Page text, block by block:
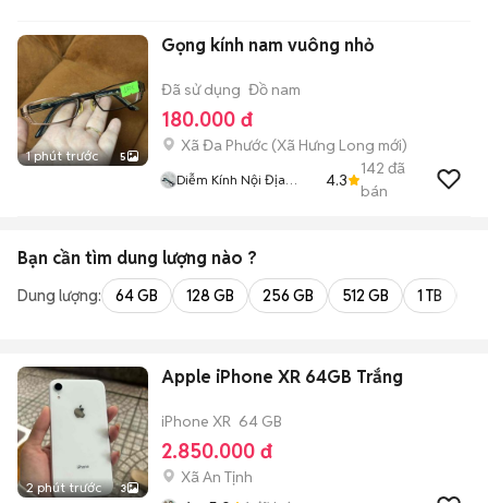
1 phút trước 5
Gọng kính nam vuông nhỏ
Đã sử dụng Đồ nam
180.000 đ
Xã Đa Phước (Xã Hưng Long mới)
Diễm Kính Nội Địa
4.3
142 đã
bán
Bạn cần tìm dung lượng nào ?
Dung lượng: 64 GB 128 GB 256 GB 512 GB 1 TB
2 phút trước 3
Apple iPhone XR 64GB Trắng
iPhone XR 64 GB
2.850.000 đ
Xã An Tịnh